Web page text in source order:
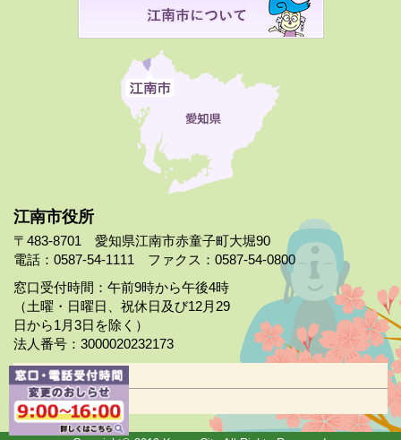
江南市役所
〒483-8701 愛知県江南市赤童子町大堀90
電話：0587-54-1111 ファクス：0587-54-0800
窓口受付時間：午前9時から午後4時
（土曜・日曜日、祝休日及び12月29
日から1月3日を除く）
法人番号：3000020232173
市役所案内
日曜市役所